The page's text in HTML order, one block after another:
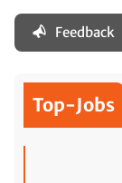
Feedback
Top-Jobs